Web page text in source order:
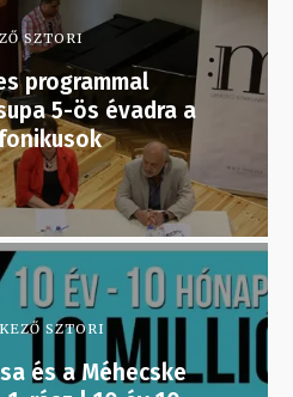
SZTORI
programmal
5-ös évadra a
SZTORI
és a Méhecske